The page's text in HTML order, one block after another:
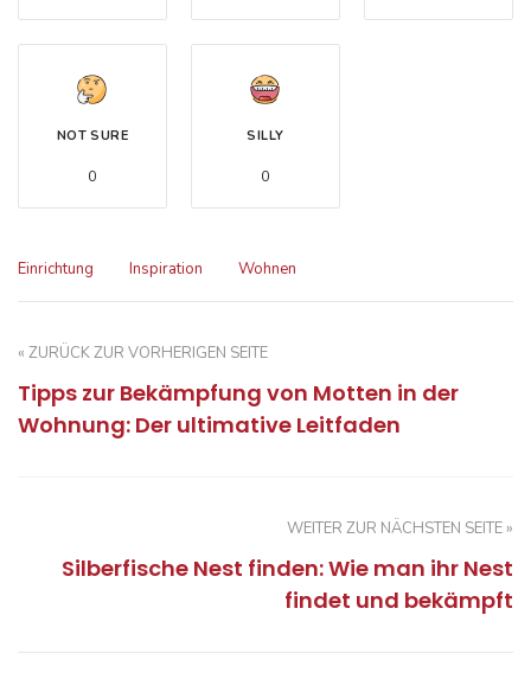
NOT SURE
0
SILLY
0
Einrichtung Inspiration Wohnen
« ZURÜCK ZUR VORHERIGEN SEITE
Tipps zur Bekämpfung von Motten in der
Wohnung: Der ultimative Leitfaden
WEITER ZUR NÄCHSTEN SEITE »
Silberfische Nest finden: Wie man ihr Nest
findet und bekämpft